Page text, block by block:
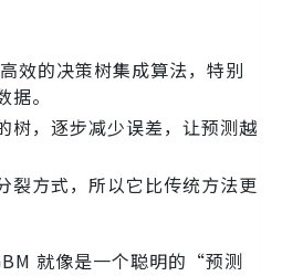
效的决策树集成算法，特别
。
树，逐步减少误差，让预测越
裂方式，所以它比传统方法更
就像是一个聪明的“预测